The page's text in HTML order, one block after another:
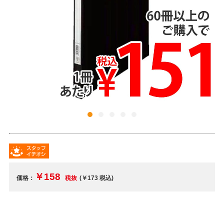
価格： ￥158 税抜 (￥173税込)